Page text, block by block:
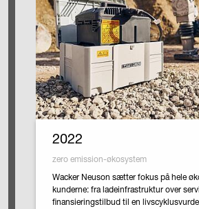
2022
zero emission-økosystem
Wacker Neuson sætter fokus på hele
kunderne: fra ladeinfrastruktur over
finansieringstilbud til en